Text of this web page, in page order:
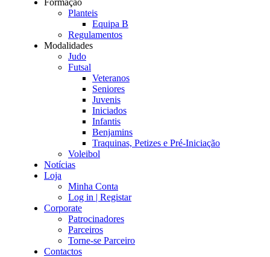
Formação
Planteis
Equipa B
Regulamentos
Modalidades
Judo
Futsal
Veteranos
Seniores
Juvenis
Iniciados
Infantis
Benjamins
Traquinas, Petizes e Pré-Iniciação
Voleibol
Notícias
Loja
Minha Conta
Log in | Registar
Corporate
Patrocinadores
Parceiros
Torne-se Parceiro
Contactos